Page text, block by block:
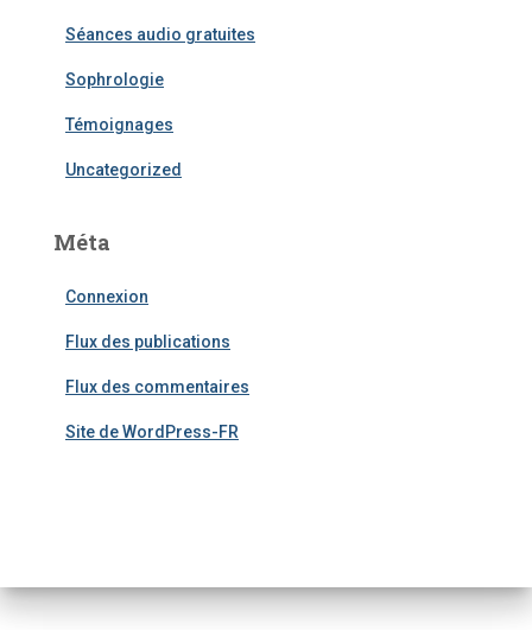
Séances audio gratuites
Sophrologie
Témoignages
Uncategorized
Méta
Connexion
Flux des publications
Flux des commentaires
Site de WordPress-FR